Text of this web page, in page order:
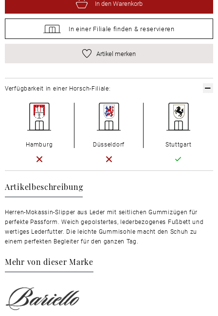
In den Warenkorb
In einer Filiale finden & reservieren
Artikel merken
Artikelbeschreibung
Herren-Mokassin-Slipper aus Leder mit seitlichen Gummizügen für
perfekte Passform. Weich gepolstertes, lederbezogenes Fußbett und
wertiges Lederfutter. Die leichte Gummisohle macht den Schuh zu
einem perfekten Begleiter für den ganzen Tag.
Mehr von dieser Marke
Verfügbarkeit in einer Horsch-Filiale:
Hamburg Düsseldorf Stuttgart